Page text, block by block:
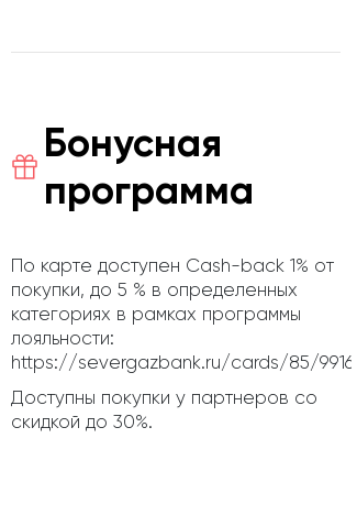
Бонусная
программа
По карте доступен Cash-back 1% от
покупки, до 5 % в определенных
категориях в рамках программы
лояльности:
https://severgazbank.ru/cards/85/9916/.
Доступны покупки у партнеров со
скидкой до 30%.